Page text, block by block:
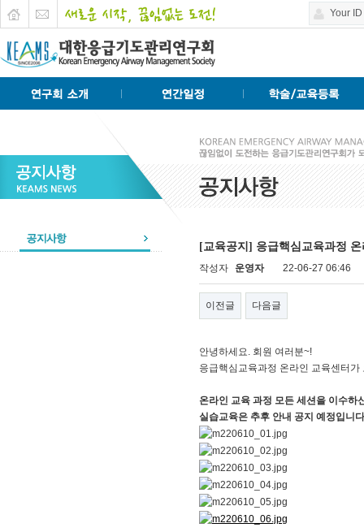
[교육공지] 응급핵심교육과정
작성자 운영자 22-06-27 06:46
이전글 다음글
안녕하세요. 회원 여러분~!
응급핵심교육과정 온라인 교육센터
온라인 교육 과정 모든 세션을 이수
실습교육은 추후 안내 공지 예정입니